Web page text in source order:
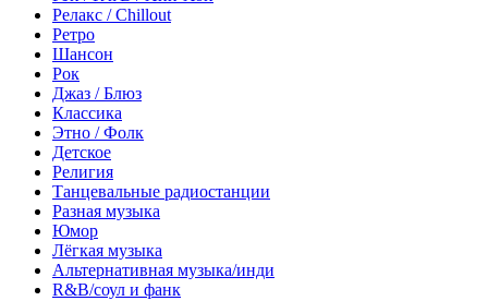
Релакс / Chillout
Ретро
Шансон
Рок
Джаз / Блюз
Классика
Этно / Фолк
Детское
Религия
Танцевальные радиостанции
Разная музыка
Юмор
Лёгкая музыка
Альтернативная музыка/инди
R&B/cоул и фанк